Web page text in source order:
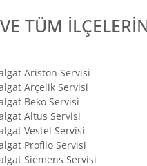
TÜM
Ariston Servisi
Arçelik Servisi
Beko Servisi
Altus Servisi
Vestel Servisi
Profilo Servisi
Siemens Servisi